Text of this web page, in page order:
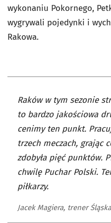
wykonaniu Pokornego,
wygrywali pojedynki i
Rakowa.
Raków w tym sezonie
to bardzo jakościowa
cenimy ten punkt.
trzech meczach, grając
zdobyła pięć punktów.
chwilę Puchar Polski.
piłkarzy.
Jacek Magiera, trener